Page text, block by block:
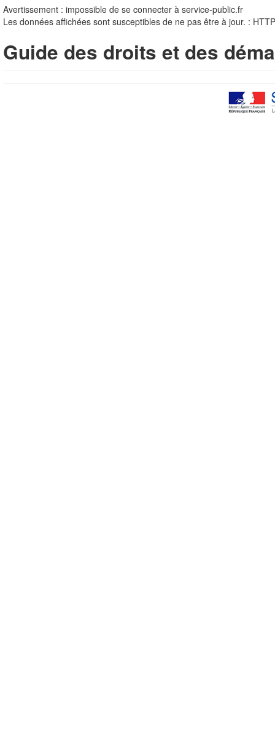
Avertissement : impossible de se connecter à service-public.fr
Les données affichées sont susceptibles de ne pas être à jour. :
Guide des droits et des